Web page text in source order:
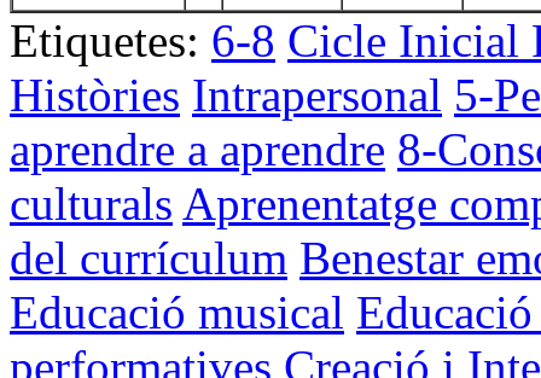
Etiquetes: 6-8 Cicle Inicial
Històries Intrapersonal 5-
aprendre a aprendre 8-
culturals Aprenentatge
del currículum Benestar
Educació musical
performatives Creació i